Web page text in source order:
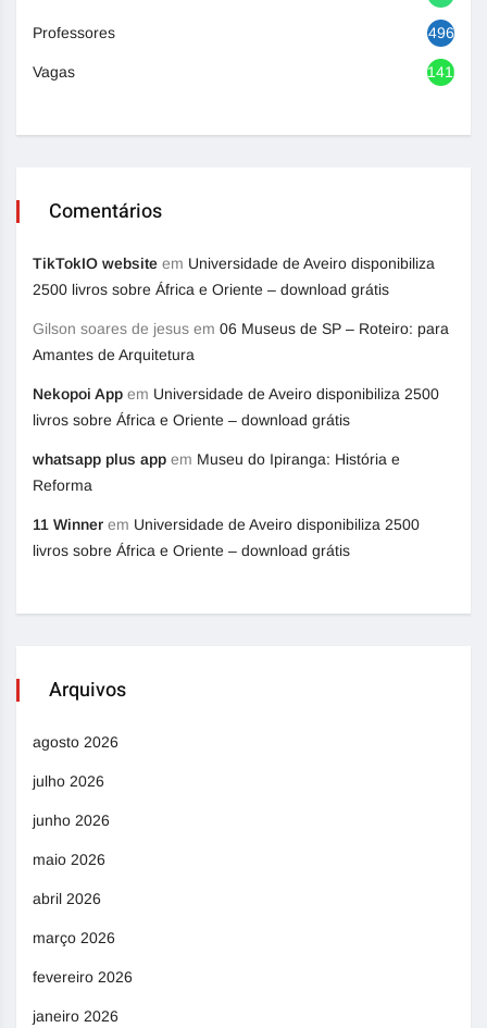
Professores 496
Vagas 1416
Comentários
TikTokIO website em Universidade de Aveiro disponibiliza
2500 livros sobre África e Oriente – download grátis
Gilson soares de jesus em 06 Museus de SP – Roteiro: para
Amantes de Arquitetura
Nekopoi App em Universidade de Aveiro disponibiliza 2500
livros sobre África e Oriente – download grátis
whatsapp plus app em Museu do Ipiranga: História e
Reforma
11 Winner em Universidade de Aveiro disponibiliza 2500
livros sobre África e Oriente – download grátis
Arquivos
agosto 2026
julho 2026
junho 2026
maio 2026
abril 2026
março 2026
fevereiro 2026
janeiro 2026